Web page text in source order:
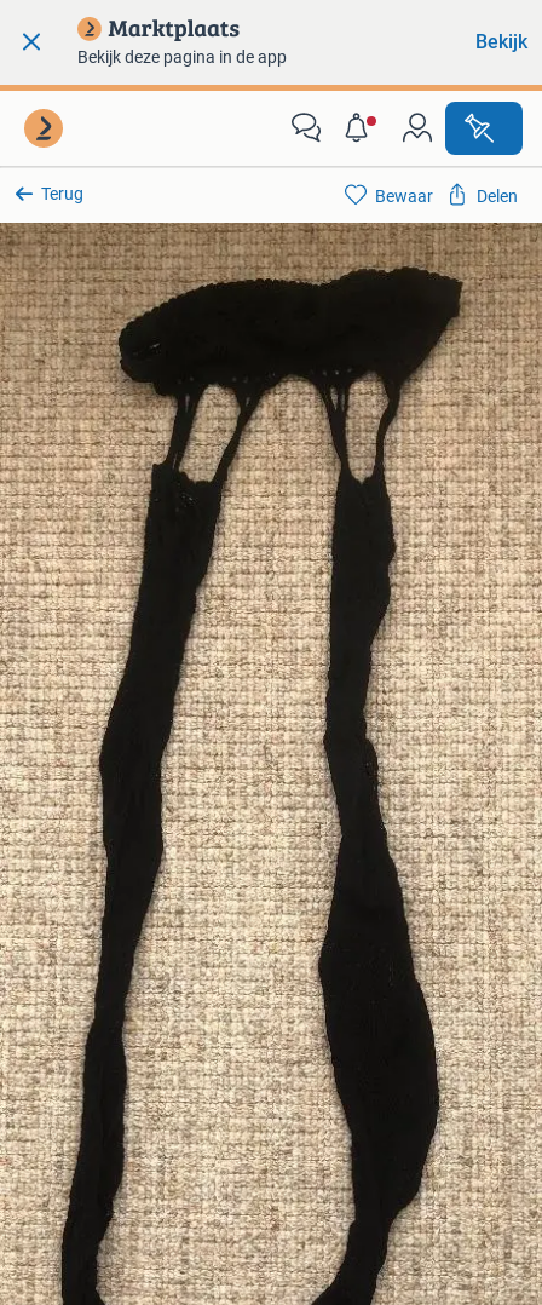
Bekijk deze pagina in de app
Bekijk
Terug Bewaar Delen